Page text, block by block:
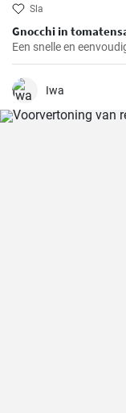
Sla
Gnocchi in
Een snelle en
Iwa